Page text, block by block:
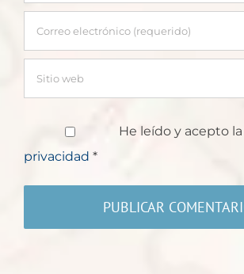
He leído y acepto la
privacidad *